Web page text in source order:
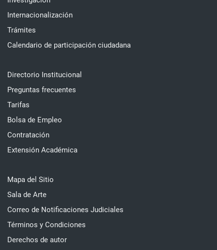
Internacionalización
Trámites
Calendario de participación ciudadana
Directorio Institucional
Preguntas frecuentes
Tarifas
Bolsa de Empleo
Contratación
Extensión Académica
Mapa del Sitio
Sala de Arte
Correo de Notificaciones Judiciales
Términos y Condiciones
Derechos de autor